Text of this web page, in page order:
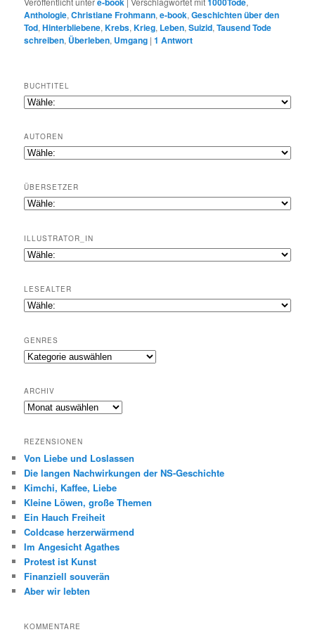
Anthologie,Christiane Frohmann,e-book,Geschichten über den
Tod,Hinterbliebene,Krebs,Krieg, Leben,Suizid,Tausend Tode
schreiben, Überleben, Umgang |1 Antwort
BUCHTITEL
AUTOREN
ÜBERSETZER
ILLUSTRATOR_IN
LESEALTER
GENRES
Genres
ARCHIV
Archiv
REZENSIONEN
Von Liebe und Loslassen
Die langen Nachwirkungen der NS-Geschichte
Kimchi, Kaffee, Liebe
Kleine Löwen, große Themen
Ein Hauch Freiheit
Coldcase herzerwärmend
Im Angesicht Agathes
Protest ist Kunst
Finanziell souverän
Aber wir lebten
KOMMENTARE